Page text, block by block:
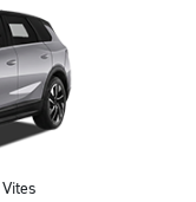
Vites